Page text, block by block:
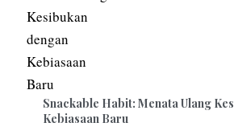
Snackable Habit: Menata Ulang
Kebiasaan Baru